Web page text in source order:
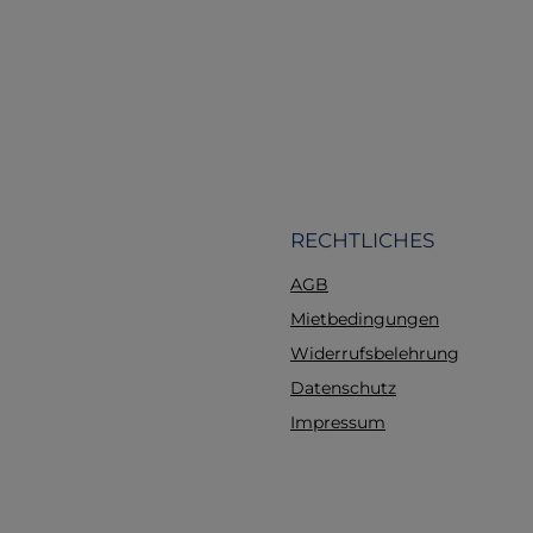
Kammerflimmern mit
x Schockabgabe, kein
Fehlermeldung
Kammerflimmern,
RECHTLICHES
AGB
Mietbedingungen
Widerrufsbelehrung
Datenschutz
Impressum